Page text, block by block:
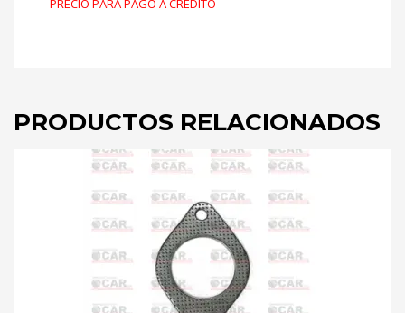
PRECIO PARA PAGO A CREDITO
PRODUCTOS RELACIONADOS